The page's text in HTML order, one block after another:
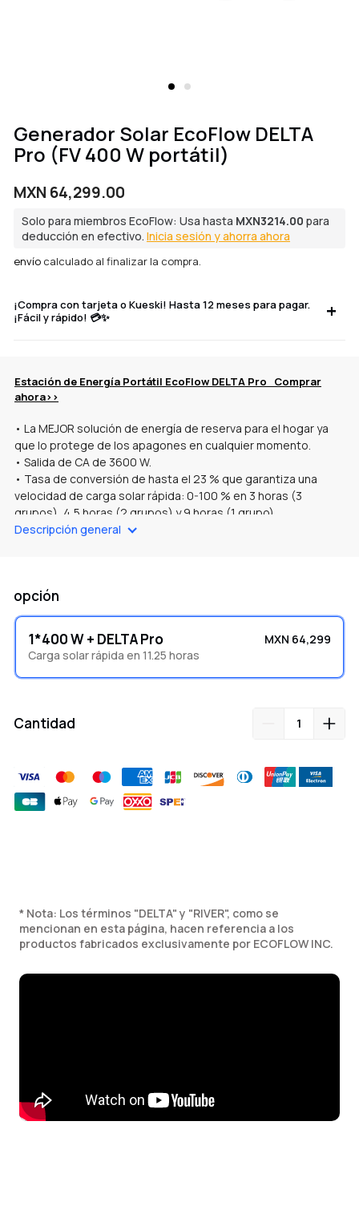
Generador Solar EcoFlow DELTA
Pro (FV 400 W portátil)
Precio
regular
MXN 64,299.00
Solo para miembros EcoFlow: Usa hasta MXN3214.00 para
deducción en efectivo. Inicia sesión y ahorra ahora
envío calculado al finalizar la compra.
¡Compra con tarjeta o Kueski! Hasta 12 meses para pagar.
¡Fácil y rápido! 💳✨
Estación de Energía Portátil EcoFlow DELTA Pro
Comprar
ahora>>
• La MEJOR solución de energía de reserva para el hogar ya
que lo protege de los apagones en cualquier momento.
• Salida de CA de 3600 W.
• Tasa de conversión de hasta el 23 % que garantiza una
velocidad de carga solar rápida: 0-100 % en 3 horas (3
grupos), 4,5 horas (2 grupos) y 9 horas (1 grupo).
• Resistencia al polvo y al agua IP68.
•Combinado con paneles solares, permite recargar energía
al aire libre, extiende la vida útil de las baterías e incluso ayuda
a ahorrar en la factura de electricidad.
Descripción general
opción
1*400 W + DELTA Pro
Carga solar rápida en 11.25 horas
MXN 64,299
Cantidad
* Nota: Los términos "DELTA" y "RIVER", como se
mencionan en esta página, hacen referencia a los
productos fabricados exclusivamente por ECOFLOW INC.